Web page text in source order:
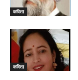
कविता
कविता